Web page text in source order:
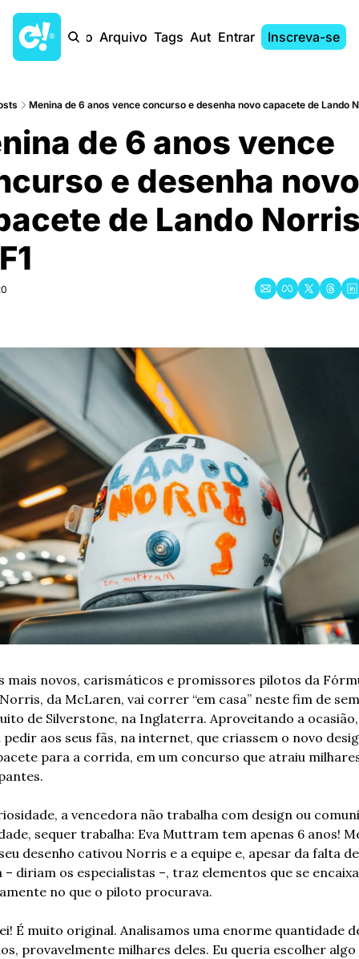
Início Arquivo Tags AutoresEntrar Inscreva-se
Menina de 6 anos vence concurso e desenha novo capacete de Lando
de 6 anos vence
e desenha novo
de Lando
mais novos, carismáticos e promissores pilotos da
da McLaren, vai correr “em casa” neste fim de
de Silverstone, na Inglaterra. Aproveitando a
pedir aos seus fãs, na internet, que criassem o novo
para a corrida, em um concurso que atraiu
a vencedora não trabalha com design ou
sequer trabalha: Eva Muttram tem apenas 6 anos!
desenho cativou Norris e a equipe e, apesar da falta de
– diriam os especialistas –, traz elementos que se
no que o piloto procurava.
É muito original. Analisamos uma enorme quantidade
provavelmente milhares deles. Eu queria escolher algo